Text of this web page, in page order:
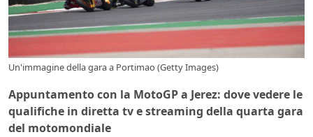
Un'immagine della gara a Portimao (Getty Images)
Appuntamento con la MotoGP a Jerez: dove vedere le
qualifiche in diretta tv e streaming della quarta gara
del motomondiale